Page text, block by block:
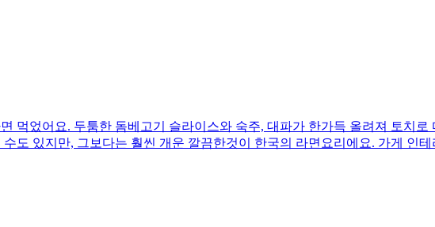
먹었어요. 두툼한 돔베고기 슬라이스와 숙주, 대파가 한가득 올려져 토치
도 있지만, 그보다는 훨씬 개운 깔끔한것이 한국의 라면요리에요. 가게 인